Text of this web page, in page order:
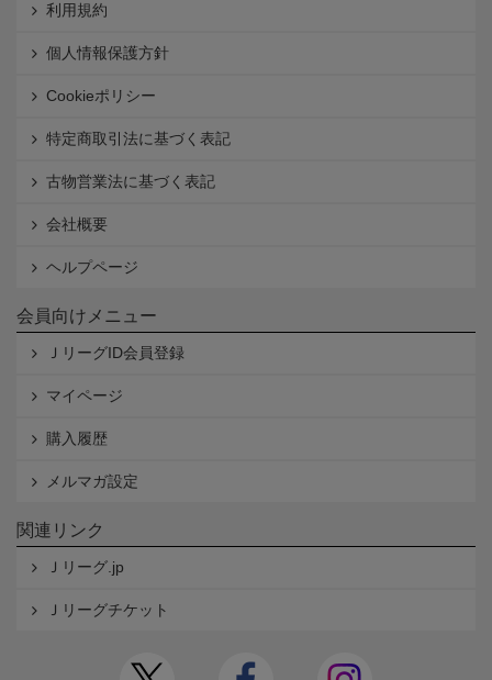
利用規約
個人情報保護方針
Cookieポリシー
特定商取引法に基づく表記
古物営業法に基づく表記
会社概要
ヘルプページ
会員向けメニュー
ＪリーグID会員登録
マイページ
購入履歴
メルマガ設定
関連リンク
Ｊリーグ.jp
Ｊリーグチケット